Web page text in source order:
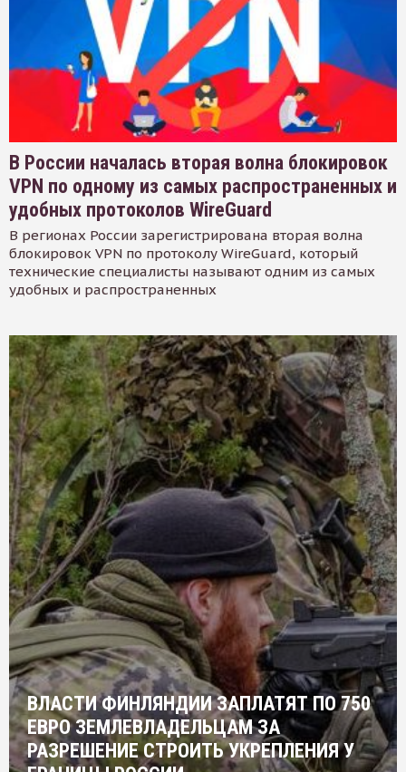
В России началась вторая волна блокировок
VPN по одному из самых распространенных и
удобных протоколов WireGuard
В регионах России зарегистрирована вторая волна
блокировок VPN по протоколу WireGuard, который
технические специалисты называют одним из самых
удобных и распространенных
ВЛАСТИ ФИНЛЯНДИИ ЗАПЛАТЯТ ПО 750
ЕВРО ЗЕМЛЕВЛАДЕЛЬЦАМ ЗА
РАЗРЕШЕНИЕ СТРОИТЬ УКРЕПЛЕНИЯ У